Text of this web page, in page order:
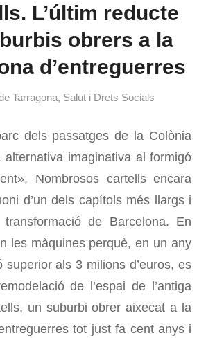
L’últim reducte
obrers a la
d’entreguerres
Tarragona, Salut i Drets Socials
dels passatges de la Colònia
alternativa imaginativa al formigó
Nombrosos cartells encara
d’un dels capítols més llargs i
de Barcelona. En
les màquines perquè, en un any
superior als 3 milions d’euros, es
de l’espai de l’antiga
un suburbi obrer aixecat a la
tot just fa cent anys i